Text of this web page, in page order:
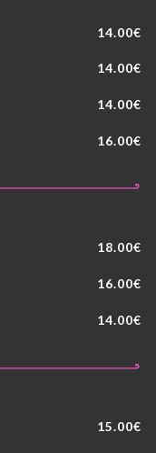
14.00€
14.00€
14.00€
16.00€
18.00€
16.00€
14.00€
15.00€